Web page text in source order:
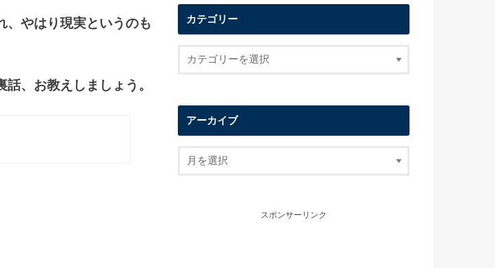
、やはり現実というのも
、お教えしましょう。
カテゴリー
アーカイブ
スポンサーリンク